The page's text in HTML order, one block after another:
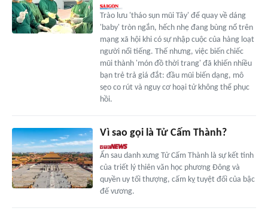
Trào lưu 'tháo sụn mũi Tây' để quay về dáng
'baby' tròn ngắn, hếch nhẹ đang bùng nổ trên
mạng xã hội khi có sự nhập cuộc của hàng loạt
người nổi tiếng. Thế nhưng, việc biến chiếc
mũi thành 'món đồ thời trang' đã khiến nhiều
bạn trẻ trả giá đắt: đầu mũi biến dạng, mô
sẹo co rút và nguy cơ hoại tử không thể phục
hồi.
Vì sao gọi là Tử Cấm Thành?
Ẩn sau danh xưng Tử Cấm Thành là sự kết tinh
của triết lý thiên văn học phương Đông và
quyền uy tối thượng, cấm kỵ tuyệt đối của bậc
đế vương.